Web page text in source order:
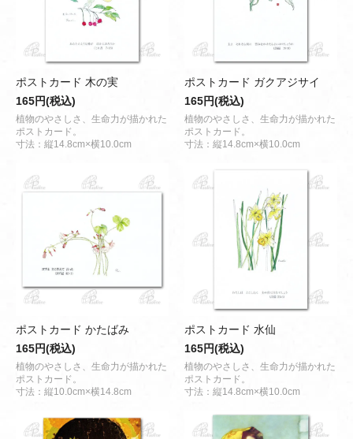
ポストカード 木の実
165円(税込)
植物のやさしさ、生命力が描かれた
ポストカード。
寸法：縦14.8cm×横10.0cm
ポストカード ガクアジサイ
165円(税込)
植物のやさしさ、生命力が描かれた
ポストカード。
寸法：縦14.8cm×横10.0cm
ポストカード かたばみ
165円(税込)
植物のやさしさ、生命力が描かれた
ポストカード。
寸法：縦10.0cm×横14.8cm
ポストカード 水仙
165円(税込)
植物のやさしさ、生命力が描かれた
ポストカード。
寸法：縦14.8cm×横10.0cm